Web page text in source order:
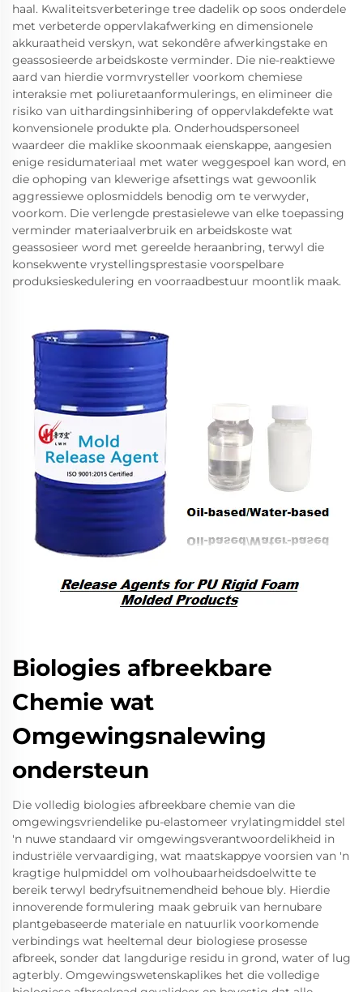
haal. Kwaliteitsverbeteringe tree dadelik op soos onderdele
met verbeterde oppervlakafwerking en dimensionele
akkuraatheid verskyn, wat sekondêre afwerkingstake en
geassosieerde arbeidskoste verminder. Die nie-reaktiewe
aard van hierdie vormvrysteller voorkom chemiese
interaksie met poliuretaanformulerings, en elimineer die
risiko van uithardingsinhibering of oppervlakdefekte wat
konvensionele produkte pla. Onderhoudspersoneel
waardeer die maklike skoonmaak eienskappe, aangesien
enige residumateriaal met water weggespoel kan word, en
die ophoping van klewerige afsettings wat gewoonlik
aggressiewe oplosmiddels benodig om te verwyder,
voorkom. Die verlengde prestasielewe van elke toepassing
verminder materiaalverbruik en arbeidskoste wat
geassosieer word met gereelde heraanbring, terwyl die
konsekwente vrystellingsprestasie voorspelbare
produksieskedulering en voorraadbestuur moontlik maak.
Biologies afbreekbare
Chemie wat
Omgewingsnalewing
ondersteun
Die volledig biologies afbreekbare chemie van die
omgewingsvriendelike pu-elastomeer vrylatingmiddel stel
'n nuwe standaard vir omgewingsverantwoordelikheid in
industriële vervaardiging, wat maatskappye voorsien van 'n
kragtige hulpmiddel om volhoubaarheidsdoelwitte te
bereik terwyl bedryfsuitnemendheid behoue bly. Hierdie
innoverende formulering maak gebruik van hernubare
plantgebaseerde materiale en natuurlik voorkomende
verbindings wat heeltemal deur biologiese prosesse
afbreek, sonder dat langdurige residu in grond, water of lug
agterbly. Omgewingswetenskaplikes het die volledige